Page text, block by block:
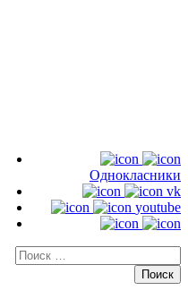
Однокласники
vk
youtube
Искать: